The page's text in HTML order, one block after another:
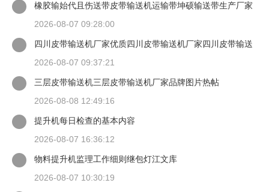
橡胶输始代且伤送带皮带输送机运输带坤硕输送带生产厂家
2026-08-07 09:28:00
四川皮带输送机厂家优质四川皮带输送机厂家四川皮带输送
2026-08-07 09:37:21
三层皮带输送机三层皮带输送机厂家品牌图片热帖
2026-08-08 12:49:16
提升机每日检查的基本内容
2026-08-07 16:36:12
物料提升机监理工作细则继包灯江文库
2026-08-07 10:30:19